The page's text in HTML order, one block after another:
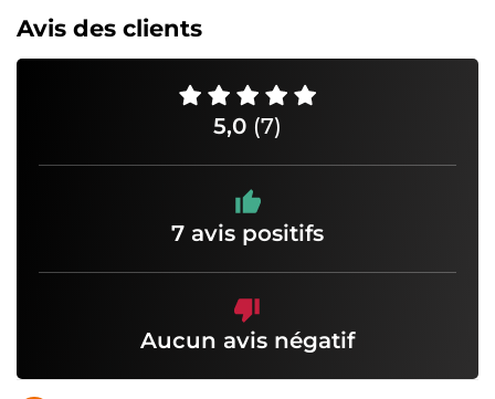
Avis des clients
5,0 (7)
7 avis positifs
Aucun avis négatif